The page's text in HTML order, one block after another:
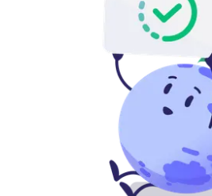
La politique climatique
Travailler ensemble
L'historique